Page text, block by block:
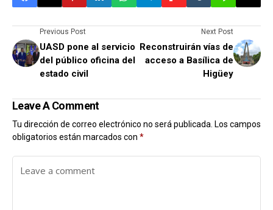
Previous Post
UASD pone al servicio
del público oficina del
estado civil
Next Post
Reconstruirán vías de
acceso a Basílica de
Higüey
Leave A Comment
Tu dirección de correo electrónico no será publicada. Los campos
obligatorios están marcados con *